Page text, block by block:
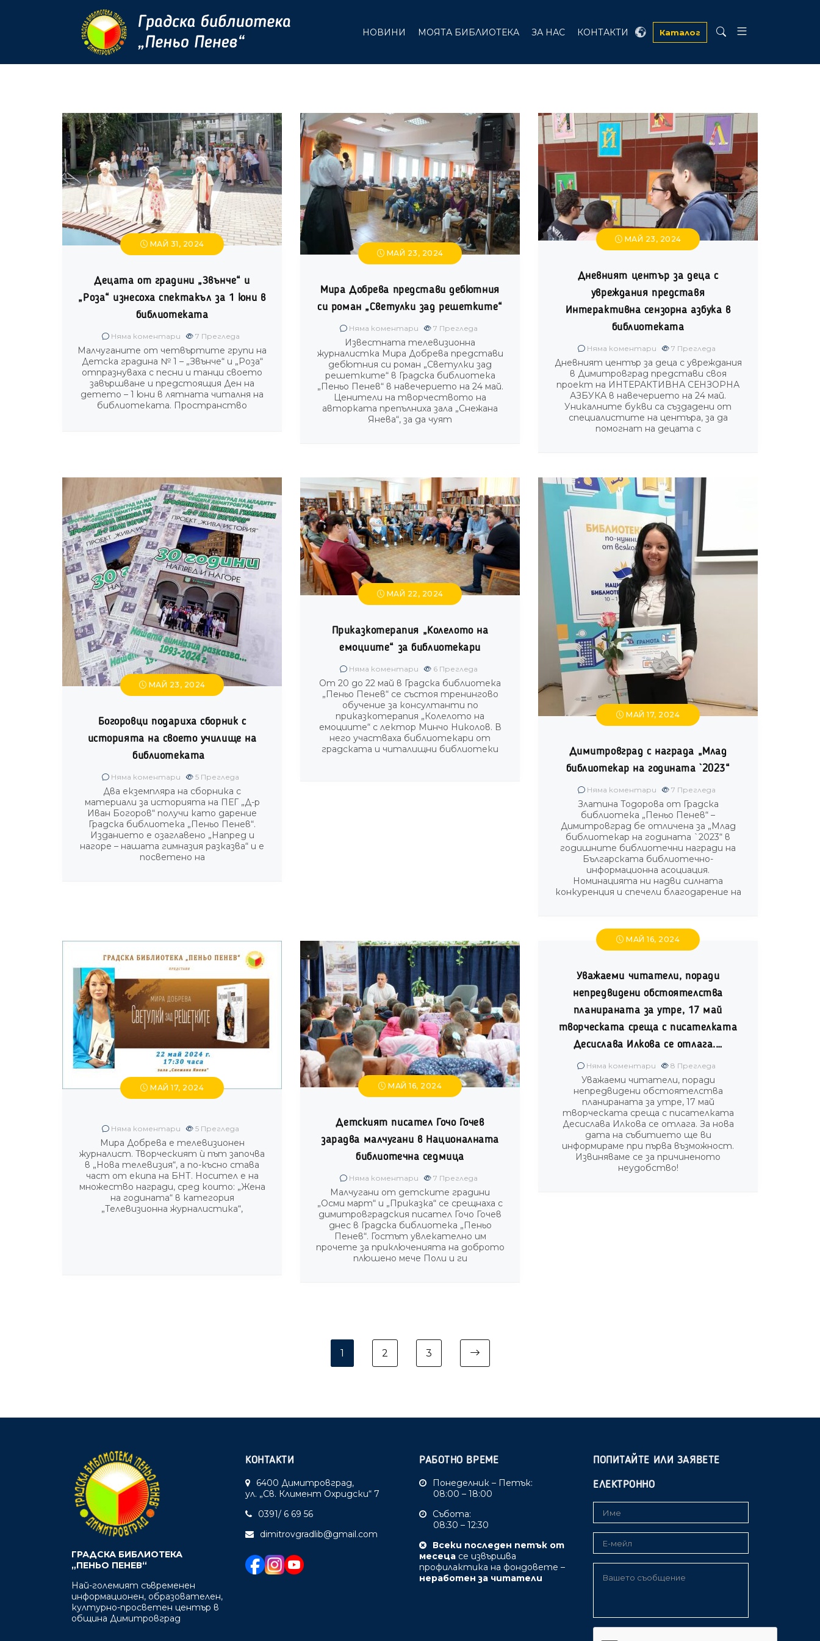
НОВИНИ МОЯТА БИБЛИОТЕКА ЗА НАС КОНТАКТИ Каталог
МАЙ 31, 2024
Децата от градини „Звънче“ и
„Роза“ изнесоха спектакъл за 1 юни в
библиотеката
Няма коментари 7 Прегледа
Малчуганите от четвъртите групи на
Детска градина № 1 – „Звънче“ и „Роза“
отпразнуваха с песни и танци своето
завършване и предстоящия Ден на
детето – 1 юни в лятната читалня на
библиотеката. Пространство
МАЙ 23, 2024
Мира Добрева представи дебютния
си роман „Светулки зад решетките“
Няма коментари 7 Прегледа
Известната телевизионна
журналистка Мира Добрева представи
дебютния си роман „Светулки зад
решетките“ в Градска библиотека
„Пеньо Пенев“ в навечерието на 24 май.
Ценители на творчеството на
авторката препълниха зала „Снежана
Янева“, за да чуят
МАЙ 23, 2024
Дневният център за деца с
увреждания представя
Интерактивна сензорна азбука в
библиотеката
Няма коментари 7 Прегледа
Дневният център за деца с увреждания
в Димитровград представи своя
проект на ИНТЕРАКТИВНА СЕНЗОРНА
АЗБУКА в навечерието на 24 май.
Уникалните букви са създадени от
специалистите на центъра, за да
помогнат на децата с
МАЙ 23, 2024
Богоровци подариха сборник с
историята на своето училище на
библиотеката
Няма коментари 5 Прегледа
Два екземпляра на сборника с
материали за историята на ПЕГ „Д-р
Иван Богоров“ получи като дарение
Градска библиотека „Пеньо Пенев“.
Изданието е озаглавено „Напред и
нагоре – нашата гимназия разказва“ и е
посветено на
МАЙ 22, 2024
Приказкотерапия „Колелото на
емоциите“ за библиотекари
Няма коментари 6 Прегледа
От 20 до 22 май в Градска библиотека
„Пеньо Пенев“ се състоя тренингово
обучение за консултанти по
приказкотерапия „Колелото на
емоциите“ с лектор Минчо Николов. В
него участваха библиотекари от
градската и читалищни библиотеки
МАЙ 17, 2024
Димитровград с награда „Млад
библиотекар на годината `2023“
Няма коментари 7 Прегледа
Златина Тодорова от Градска
библиотека „Пеньо Пенев“ –
Димитровград бе отличена за „Млад
библиотекар на годината `2023“ в
годишните библиотечни награди на
Българската библиотечно-
информационна асоциация.
Номинацията ни надви силната
конкуренция и спечели благодарение на
МАЙ 17, 2024
Няма коментари 5 Прегледа
Мира Добрева е телевизионен
журналист. Творческият ѝ път започва
в „Нова телевизия“, а по-късно става
част от екипа на БНТ. Носител е на
множество награди, сред които: „Жена
на годината“ в категория
„Телевизионна журналистика“,
МАЙ 16, 2024
Детският писател Гочо Гочев
зарадва малчугани в Националната
библиотечна седмица
Няма коментари 7 Прегледа
Малчугани от детските градини
„Осми март“ и „Приказка“ се срещнаха с
димитровградския писател Гочо Гочев
днес в Градска библиотека „Пеньо
Пенев“. Гостът увлекателно им
прочете за приключенията на доброто
плюшено мече Поли и ги
МАЙ 16, 2024
Уважаеми читатели, поради
непредвидени обстоятелства
планираната за утре, 17 май
творческата среща с писателката
Десислава Илкова се отлага.…
Няма коментари 8 Прегледа
Уважаеми читатели, поради
непредвидени обстоятелства
планираната за утре, 17 май
творческата среща с писателката
Десислава Илкова се отлага. За нова
дата на събитието ще ви
информираме при първа възможност.
Извиняваме се за причиненото
неудобство!
1 2 3
ГРАДСКА БИБЛИОТЕКА
„ПЕНЬО ПЕНЕВ“
Най-големият съвременен
информационен, образователен,
културно-просветен център в
община Димитровград
КОНТАКТИ
6400 Димитровград,
ул. „Св. Климент Охридски“ 7
0391/ 6 69 56
dimitrovgradlib@gmail.com
РАБОТНО ВРЕМЕ
Понеделник – Петък:
08:00 – 18:00
Събота:
08:30 – 12:30
Всеки последен петък от
месеца се извършва
профилактика на фондовете –
неработен за читатели
ПОПИТАЙТЕ ИЛИ ЗАЯВЕТЕ
ЕЛЕКТРОННО